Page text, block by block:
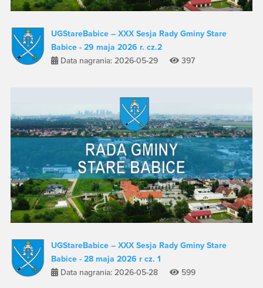
UGStareBabice – XXX Sesja Rady Gminy Stare
Babice - 29 maja 2026 r. cz.2
Data nagrania: 2026-05-29
397
UGStareBabice – XXX Sesja Rady Gminy Stare
Babice - 28 maja 2026 r cz. 1
Data nagrania: 2026-05-28
599